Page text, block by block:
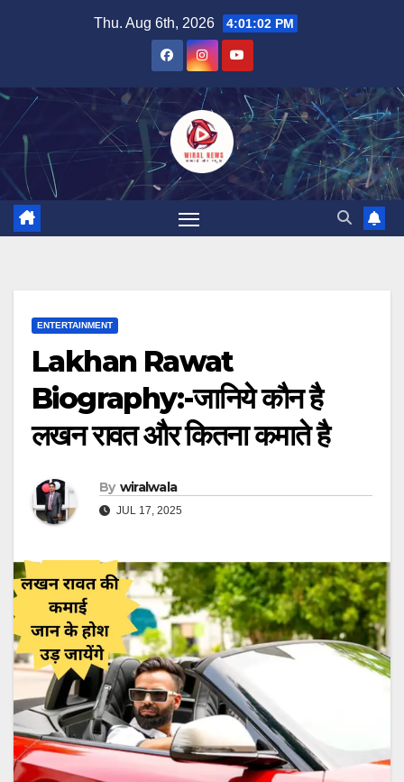
Thu. Aug 6th, 2026 4:01:03 PM
ENTERTAINMENT
Lakhan Rawat
Biography:-जानिये कौन है
लखन रावत और कितना कमाते है
By wiralwala
JUL 17, 2025